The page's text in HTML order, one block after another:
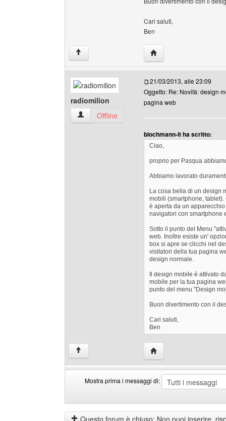
Cari saluti,
Ben
↑ HomePage:
radiomilion
radiomilion Profilo
Offline
21/03/2013, alle 23:09
Oggetto: Re: Novità: design
pagina web
blochmann-it ha scritto:
Ciao,
proprio per Pasqua
Abbiamo lavorato
La cosa bella di un design
mobili (smartphone,
è aperta da un
navigatori con smartphone
Sotto il punto del Menu
web. Inoltre esiste un'
box si apre se clicchi nel
visitatori della tua pagina
design normale.
Il design mobile è attivato
mobile per la tua pagina
punto del menu "Design
Buon divertimento con il
Cari saluti,
Ben
↑ HomePage: radiomilion
Mostra prima i messaggi di:
prima
i
by
Questo forum è chiuso: Non puoi inserire,